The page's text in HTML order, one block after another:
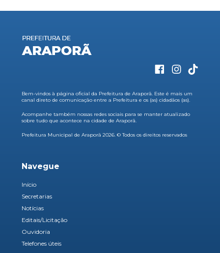
Bem-vindos à página oficial da Prefeitura de Araporã. Este é mais um
canal direto de comunicação entre a Prefeitura e os (as) cidadãos (as).
Acompanhe também nossas redes sociais para se manter atualizado
sobre tudo que acontece na cidade de Araporã.
Prefeitura Municipal de Araporã 2026. © Todos os direitos reservados
Navegue
Início
Secretarias
Notícias
Editais/Licitação
Ouvidoria
Telefones úteis